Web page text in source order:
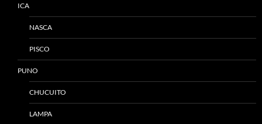
ICA
NASCA
PISCO
PUNO
CHUCUITO
LAMPA